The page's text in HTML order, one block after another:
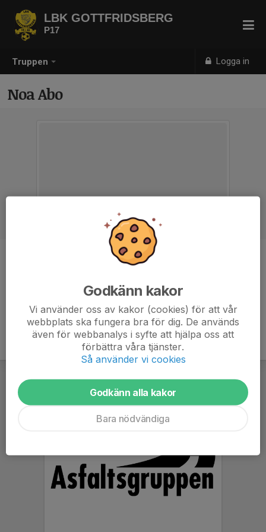
Truppen Logga in
LBK GOTTFRIDSBERG
P17
Noa Abo
Godkänn kakor
Vi använder oss av kakor (cookies) för att vår
webbplats ska fungera bra för dig. De används
även för webbanalys i syfte att hjälpa oss att
förbättra våra tjänster.
Så använder vi cookies
Godkänn alla kakor
Bara nödvändiga